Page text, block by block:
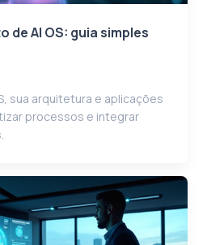
de AI OS: guia simples
sua arquitetura e aplicações
processos e integrar